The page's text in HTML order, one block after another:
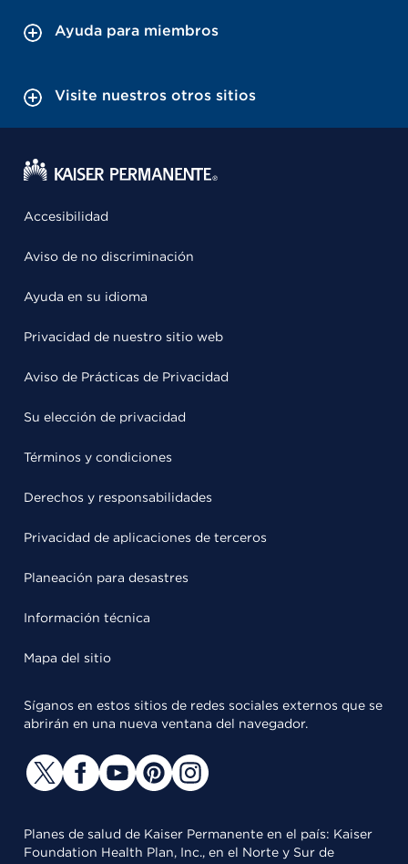
Ayuda para miembros
Visite nuestros otros sitios
Accesibilidad
Aviso de no discriminación
Ayuda en su idioma
Privacidad de nuestro sitio web
Aviso de Prácticas de Privacidad
Su elección de privacidad
Términos y condiciones
Derechos y responsabilidades
Privacidad de aplicaciones de terceros
Planeación para desastres
Información técnica
Mapa del sitio
Síganos en estos sitios de redes sociales externos que se
abrirán en una nueva ventana del navegador.
Planes de salud de Kaiser Permanente en el país: Kaiser
Foundation Health Plan, Inc., en el Norte y Sur de